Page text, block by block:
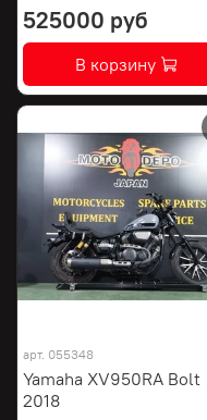
525000 руб
В корзину
арт. 055348
Yamaha XV950RA Bolt
2018